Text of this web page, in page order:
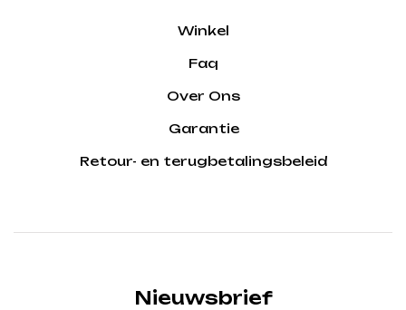
Winkel
Faq
Over Ons
Garantie
Retour- en terugbetalingsbeleid
Nieuwsbrief